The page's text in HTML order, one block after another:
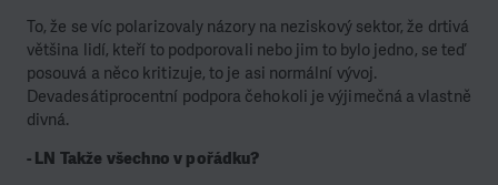
To, že se víc polarizovaly názory na neziskový sektor, že drtivá
většina lidí, kteří to podporovali nebo jim to bylo jedno, se teď
posouvá a něco kritizuje, to je asi normální vývoj.
Devadesátiprocentní podpora čehokoli je výjimečná a vlastně
divná.
- LN Takže všechno v pořádku?